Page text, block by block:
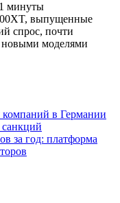
1 минуты
выпущенные
спрос, почти
новыми моделями
в Германии
санкций
за год: платформа